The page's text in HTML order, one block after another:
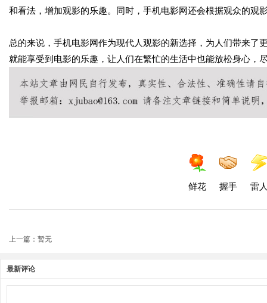
和看法，增加观影的乐趣。同时，手机电影网还会根据观众的观
总的来说，手机电影网作为现代人观影的新选择，为人们带来
就能享受到电影的乐趣，让人们在繁忙的生活中也能放松身心，
鲜花 握手 雷
上一篇：暂无
最新评论